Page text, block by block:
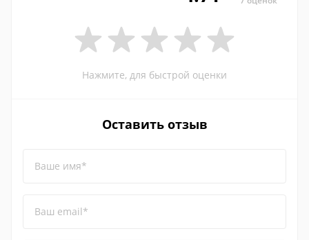
Нажмите, для быстрой оценки
Оставить отзыв
Ваше имя*
Ваш email*